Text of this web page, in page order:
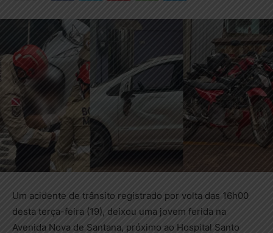
Um acidente de trânsito registrado por volta das 16h00
desta terça-feira (19), deixou uma jovem ferida na
Avenida Nova de Santana, próximo ao Hospital Santo